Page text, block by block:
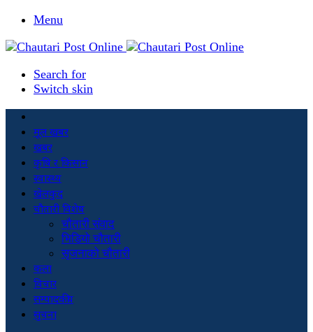
Menu
Search for
Switch skin
मूल खबर
खबर
कृषि र किसान
स्वास्थ्य
खेलकुद
चौतारी विशेष
चौतारी संवाद
भिडियो चौतारी
सृजनाको चौतारी
कला
विचार
सम्पादकीय
सुचना